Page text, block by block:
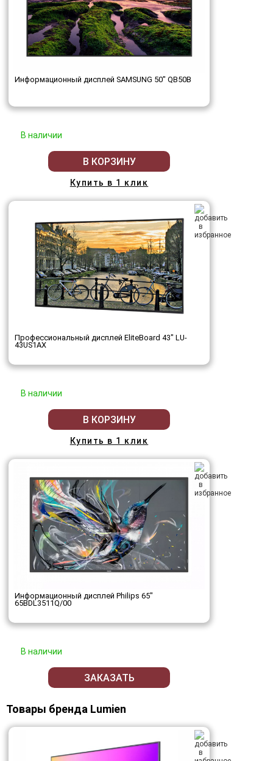
Информационный дисплей SAMSUNG 50" QB50B
В наличии
В КОРЗИНУ
Купить в 1 клик
Профессиональный дисплей EliteBoard 43" LU-
43US1AX
В наличии
В КОРЗИНУ
Купить в 1 клик
Информационный дисплей Philips 65"
65BDL3511Q/00
В наличии
ЗАКАЗАТЬ
Товары бренда Lumien